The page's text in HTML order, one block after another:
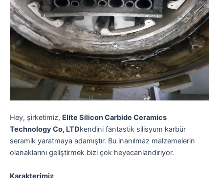
Hey, şirketimiz, Elite Silicon Carbide Ceramics
Technology Co, LTDkendini fantastik silisyum karbür
seramik yaratmaya adamıştır. Bu inanılmaz malzemelerin
olanaklarını geliştirmek bizi çok heyecanlandırıyor.
Karakterimiz